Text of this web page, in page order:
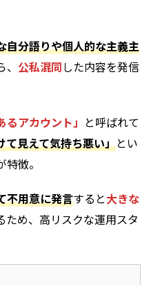
自分語りや個人的な主義主
公私混同した内容を発信
るアカウント」 と呼ばれて
て見えて気持ち悪い」とい
徴。
不用意に発言すると大きな
ため、高リスクな運用スタ